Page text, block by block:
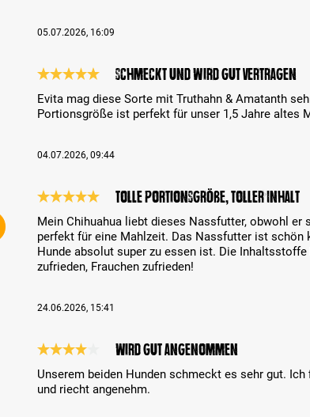
05.07.2026, 16:09
Schmeckt und wird gut vertragen
Evita mag diese Sorte mit Truthahn & Amatanth
Portionsgröße ist perfekt für unser 1,5 Jahre altes
04.07.2026, 09:44
Tolle Portionsgröße, toller Inhalt
Mein Chihuahua liebt dieses Nassfutter, obwohl
perfekt für eine Mahlzeit. Das Nassfutter ist
Hunde absolut super zu essen ist. Die
zufrieden, Frauchen zufrieden!
24.06.2026, 15:41
Wird gut angenommen
Unserem beiden Hunden schmeckt es sehr gut.
und riecht angenehm.